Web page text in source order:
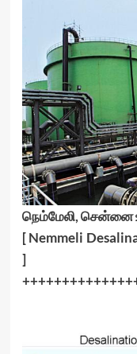
நெம்மேலி, சென்னை
[ Nemmeli
]